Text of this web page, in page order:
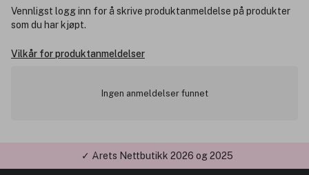
Vennligst logg inn for å skrive produktanmeldelse på produkter
som du har kjøpt.
Vilkår for produktanmeldelser
Ingen anmeldelser funnet
✓ Årets Nettbutikk 2026 og 2025